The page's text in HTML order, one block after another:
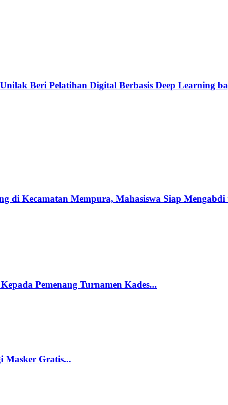
Beri Pelatihan Digital Berbasis Deep Learning
di Kecamatan Mempura, Mahasiswa Siap
Pemenang Turnamen Kades...
Masker Gratis...